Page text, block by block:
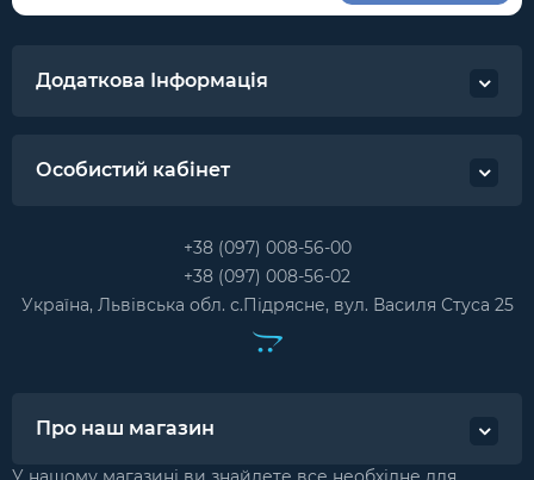
Додаткова Інформація
Особистий кабінет
+38 (097) 008-56-00
+38 (097) 008-56-02
Україна, Львівська обл. с.Підрясне, вул. Василя Стуса 25
Про наш магазин